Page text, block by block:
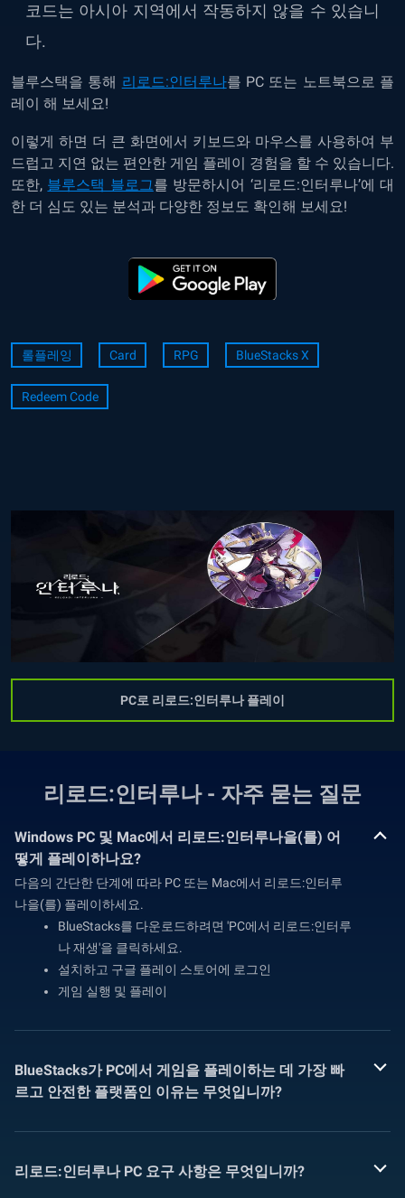
코드는 아시아 지역에서 작동하지 않을 수 있습니
다.
블루스택을 통해 리로드:인터루나를 PC 또는 노트북으로 플
레이 해 보세요!
이렇게 하면 더 큰 화면에서 키보드와 마우스를 사용하여 부
드럽고 지연 없는 편안한 게임 플레이 경험을 할 수 있습니다.
또한, 블루스택 블로그를 방문하시어 ‘리로드:인터루나’에 대
한 더 심도 있는 분석과 다양한 정보도 확인해 보세요!
롤플레잉 Card RPG BlueStacks X
Redeem Code
PC로 리로드:인터루나 플레이
리로드:인터루나 - 자주 묻는 질문
Windows PC 및 Mac에서 리로드:인터루나을(를) 어
떻게 플레이하나요?
다음의 간단한 단계에 따라 PC 또는 Mac에서 리로드:인터루
나을(를) 플레이하세요.
BlueStacks를 다운로드하려면 'PC에서 리로드:인터루
나 재생'을 클릭하세요.
설치하고 구글 플레이 스토어에 로그인
게임 실행 및 플레이
BlueStacks가 PC에서 게임을 플레이하는 데 가장 빠
르고 안전한 플랫폼인 이유는 무엇입니까?
리로드:인터루나 PC 요구 사항은 무엇입니까?